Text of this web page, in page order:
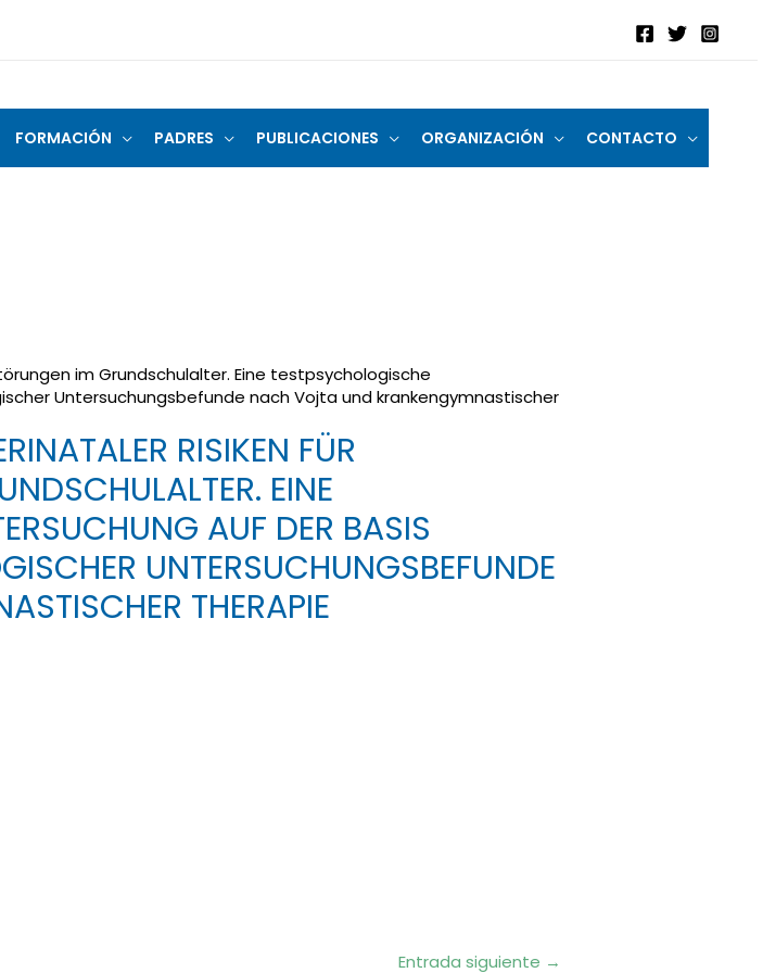
FORMACIÓN PADRES PUBLICACIONES ORGANIZACIÓN CONTACTO
im Grundschulalter. Eine testpsychologische
Untersuchungsbefunde nach Vojta und krankengymnastischer
RISIKEN FÜR
EINE
AUF DER BASIS
UNTERSUCHUNGSBEFUNDE
THERAPIE
Entrada siguiente →